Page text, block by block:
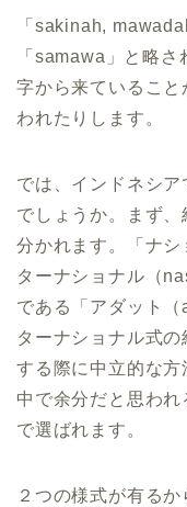
「sakinah,
「samawa」と略
字から来ているこ
われたりします。
では、インドネシ
でしょうか。まず
分かれます。「ナ
ターナショナル（
である「アダット
ターナショナル式
する際に中立的な
中で余分だと思わ
で選ばれます。
２つの様式が有る